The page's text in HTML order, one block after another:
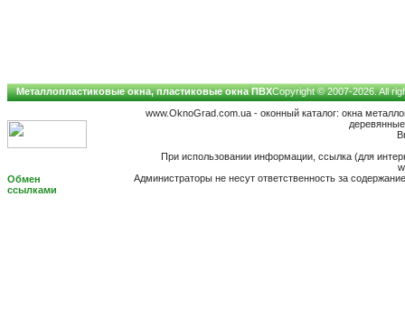
Металлопластиковые окна, пластиковые окна ПВХCopyright © 2007-2026. All
www.OknoGrad.com.ua - оконный каталог: окна
При использовании информации, ссылка (для
Администраторы не несут ответственность за
Обмен
ссылками